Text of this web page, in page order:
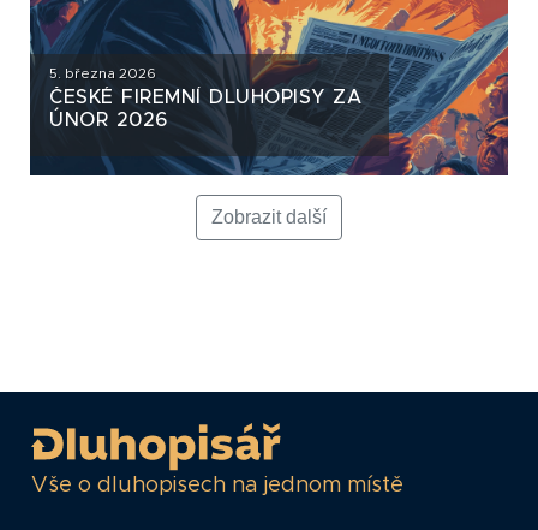
5. března 2026
ČESKÉ FIREMNÍ DLUHOPISY ZA
ÚNOR 2026
Zobrazit další
Vše o dluhopisech na jednom místě